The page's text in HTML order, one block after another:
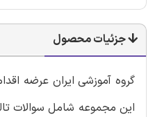
جزئیات محصول
گروه آموزشی ایران عرضه
این مجموعه شامل سوالات